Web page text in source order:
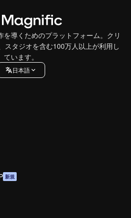
導くためのプラットフォーム。クリ
スタジオを含む100万人以上が利用し
ています。
日本語
新規